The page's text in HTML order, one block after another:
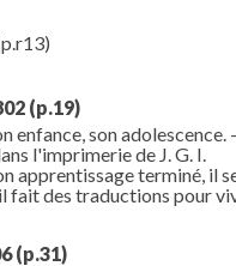
(p.19)
enfance, son adolescence.
l'imprimerie de J. G. I.
apprentissage terminé, il
fait des traductions pour
(p.31)